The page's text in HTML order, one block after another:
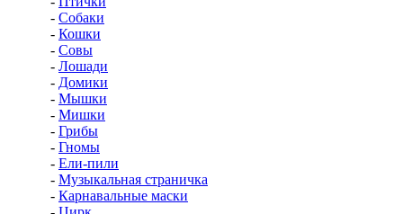
- Собаки
- Кошки
- Совы
- Лошади
- Домики
- Мышки
- Мишки
- Грибы
- Гномы
- Ели-пили
- Музыкальная страничка
- Карнавальные маски